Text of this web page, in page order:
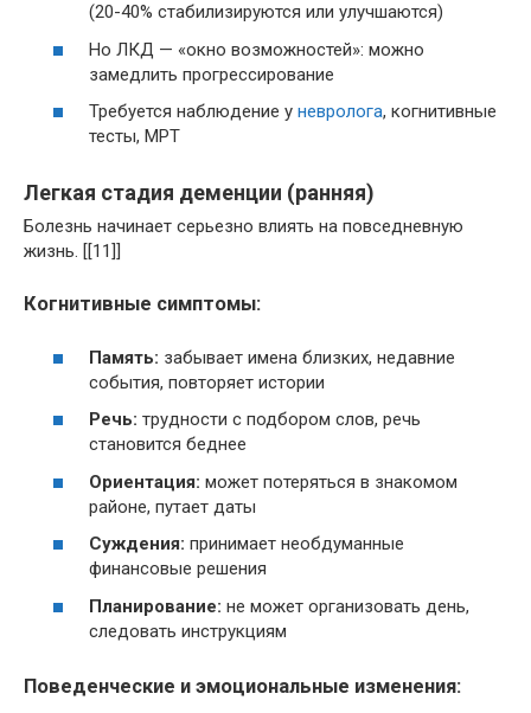
(20-40% стабилизируются или улучшаются)
Но ЛКД — «окно возможностей»: можно
замедлить прогрессирование
Требуется наблюдение у невролога, когнитивные
тесты, МРТ
Легкая стадия деменции (ранняя)
Болезнь начинает серьезно влиять на повседневную
жизнь. [[11]]
Когнитивные симптомы:
Память: забывает имена близких, недавние
события, повторяет истории
Речь: трудности с подбором слов, речь
становится беднее
Ориентация: может потеряться в знакомом
районе, путает даты
Суждения: принимает необдуманные
финансовые решения
Планирование: не может организовать день,
следовать инструкциям
Поведенческие и эмоциональные изменения: